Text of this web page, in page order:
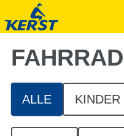
ALLE KINDER